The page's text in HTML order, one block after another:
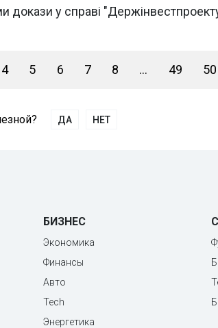
докази у справі
4 5 6 7 8 ... 49 50
ДА НЕТ
БИЗНЕС
Экономика
Финансы
Авто
Tech
Энергетика